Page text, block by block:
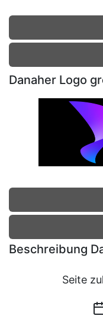
Danaher Logo
Beschreibung
Seite